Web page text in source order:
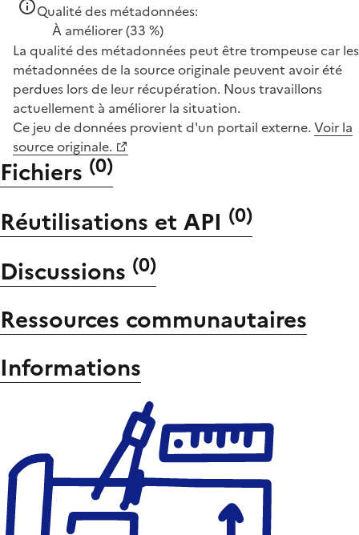
Qualité des métadonnées:
À améliorer(33 %)
La qualité des métadonnées peut être trompeuse car les
métadonnées de la source originale peuvent avoir été
perdues lors de leur récupération. Nous travaillons
actuellement à améliorer la situation.
Ce jeu de données provient d'un portail externe. Voir la
source originale.
Fichiers (0)
Réutilisations et API (0)
Discussions (0)
Ressources communautaires
Informations